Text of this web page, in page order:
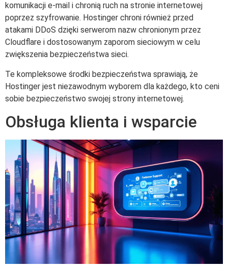
komunikacji e-mail i chronią ruch na stronie internetowej
poprzez szyfrowanie. Hostinger chroni również przed
atakami DDoS dzięki serwerom nazw chronionym przez
Cloudflare i dostosowanym zaporom sieciowym w celu
zwiększenia bezpieczeństwa sieci.
Te kompleksowe środki bezpieczeństwa sprawiają, że
Hostinger jest niezawodnym wyborem dla każdego, kto ceni
sobie bezpieczeństwo swojej strony internetowej.
Obsługa klienta i wsparcie